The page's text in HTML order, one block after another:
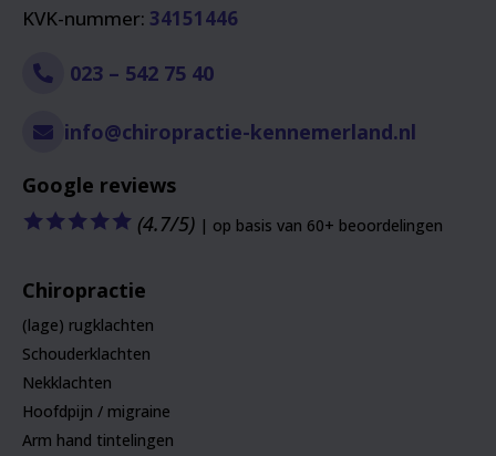
KVK-nummer: 34151446
023 – 542 75 40
info@chiropractie-kennemerland.nl
Google reviews
🟊🟊🟊🟊🟊 (4.7/5) | op basis van 60+ beoordelingen
Chiropractie
(lage) rugklachten
Schouderklachten
Nekklachten
Hoofdpijn / migraine
Arm hand tintelingen